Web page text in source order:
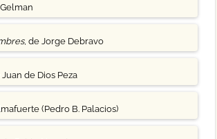
, de Jorge Debravo
Juan de Dios Peza
(Pedro B. Palacios)